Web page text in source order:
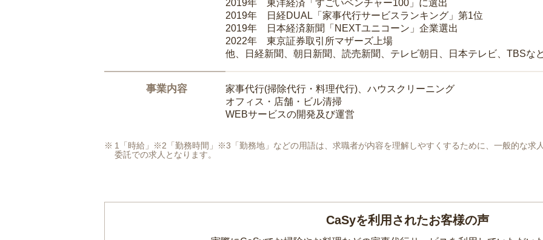
2019年 東洋経済「すごいベンチャー100」に選出
2019年 日経DUAL「家事代行サービスランキング」第1位
2019年 日本経済新聞「NEXTユニコーン」企業選出
2022年 東京証券取引所マザーズ上場
他、日経新聞、朝日新聞、読売新聞、テレビ朝日、日本テレビ、TBSな
事業内容
家事代行(掃除代行・料理代行)、ハウスクリーニング
オフィス・店舗・ビル清掃
WEBサービスの開発及び運営
1「時給」※2「勤務時間」※3「勤務地」などの用語は、求職者が内容を理解しやすくするために、一般的な求
委託での求人となります。
CaSyを利用されたお客様の声